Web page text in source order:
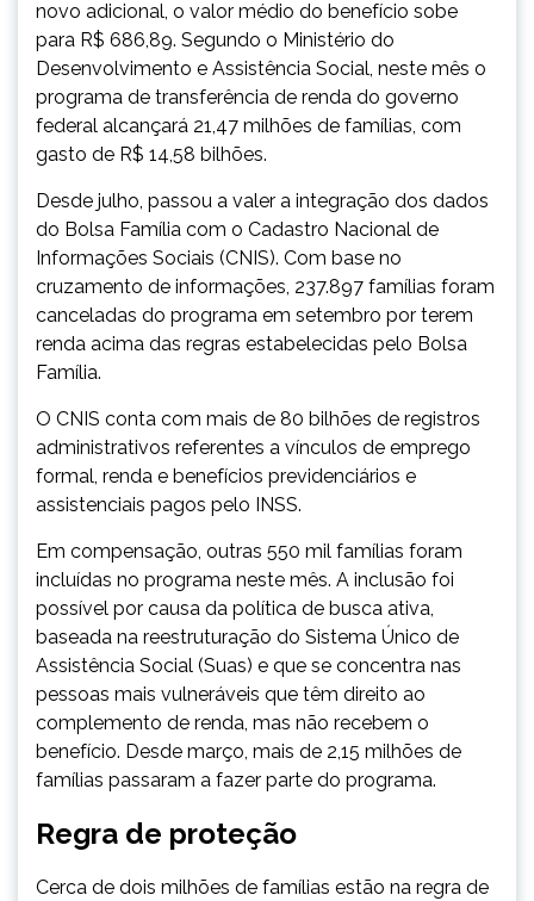
novo adicional, o valor médio do benefício sobe
para R$ 686,89. Segundo o Ministério do
Desenvolvimento e Assistência Social, neste mês o
programa de transferência de renda do governo
federal alcançará 21,47 milhões de famílias, com
gasto de R$ 14,58 bilhões.
Desde julho, passou a valer a integração dos dados
do Bolsa Família com o Cadastro Nacional de
Informações Sociais (CNIS). Com base no
cruzamento de informações, 237.897 famílias foram
canceladas do programa em setembro por terem
renda acima das regras estabelecidas pelo Bolsa
Família.
O CNIS conta com mais de 80 bilhões de registros
administrativos referentes a vínculos de emprego
formal, renda e benefícios previdenciários e
assistenciais pagos pelo INSS.
Em compensação, outras 550 mil famílias foram
incluídas no programa neste mês. A inclusão foi
possível por causa da política de busca ativa,
baseada na reestruturação do Sistema Único de
Assistência Social (Suas) e que se concentra nas
pessoas mais vulneráveis que têm direito ao
complemento de renda, mas não recebem o
benefício. Desde março, mais de 2,15 milhões de
famílias passaram a fazer parte do programa.
Regra de proteção
Cerca de dois milhões de famílias estão na regra de